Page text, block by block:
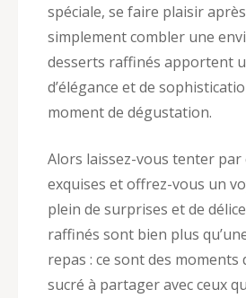
spéciale, se faire plaisir
simplement combler une
desserts raffinés apportent
d’élégance et de
moment de dégustation.
Alors laissez-vous tenter par
exquises et offrez-vous un
plein de surprises et de
raffinés sont bien plus
repas : ce sont des
sucré à partager avec ceux